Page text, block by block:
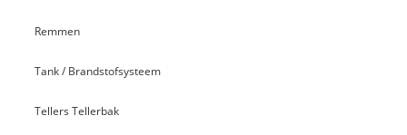
Remmen
Tank / Brandstofsysteem
Tellers Tellerbak